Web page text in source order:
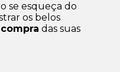
se esqueça do
os belos
das suas